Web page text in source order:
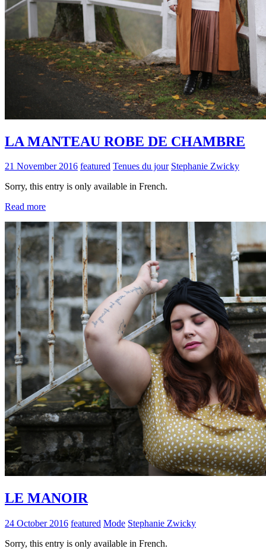
LA MANTEAU ROBE DE CHAMBRE
21 November 2016 featured Tenues du jour Stephanie Zwicky
Sorry, this entry is only available in French.
Read more
LE MANOIR
24 October 2016 featured Mode Stephanie Zwicky
Sorry, this entry is only available in French.